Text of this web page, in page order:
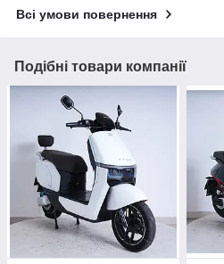
Всі умови повернення
Подібні товари компанії